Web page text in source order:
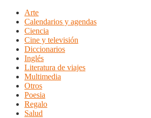
Arte
Calendarios y agendas
Ciencia
Cine y televisión
Diccionarios
Inglés
Literatura de viajes
Multimedia
Otros
Poesia
Regalo
Salud